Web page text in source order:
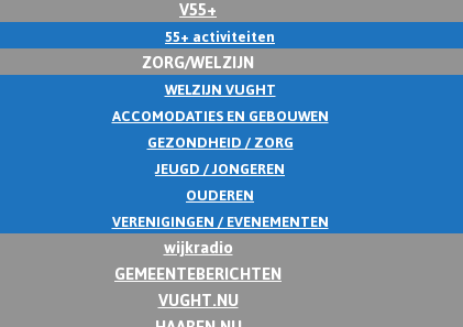
V55+
55+ activiteiten
ZORG/WELZIJN
WELZIJN VUGHT
ACCOMODATIES EN GEBOUWEN
GEZONDHEID / ZORG
JEUGD / JONGEREN
OUDEREN
VERENIGINGEN / EVENEMENTEN
wijkradio
GEMEENTEBERICHTEN
VUGHT.NU